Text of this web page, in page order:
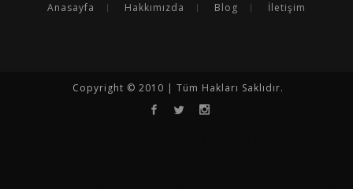
Anasayfa Hakkımızda Blog İletişim
Copyright © 2010 | Tüm Hakları Saklıdır.